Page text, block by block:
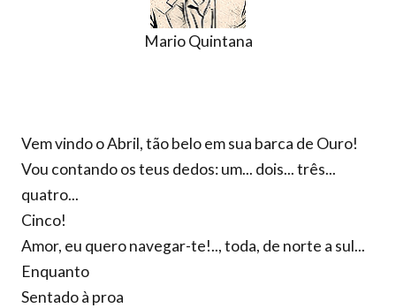
Mario Quintana
Vem vindo o Abril, tão belo em sua barca de Ouro!
Vou contando os teus dedos: um... dois... três...
quatro...
Cinco!
Amor, eu quero navegar-te!.., toda, de norte a sul...
Enquanto
Sentado à proa